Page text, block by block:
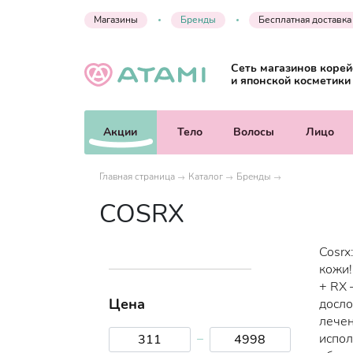
Магазины Бренды Бесплатная
Сеть магазинов
и японской косметики
Акции Тело Волосы Лицо
Главная страница Каталог Бренды
COSRX
Цена
–
+ RX